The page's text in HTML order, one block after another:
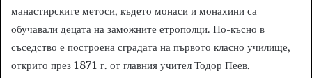
манастирските метоси, където монаси и монахини са
обучавали децата на заможните етрополци. По-късно в
съседство е построена сградата на първото класно училище,
открито през 1871 г. от главния учител Тодор Пеев.